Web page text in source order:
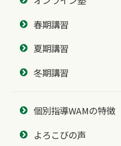
春期講習
夏期講習
冬期講習
個別指導WAMの特徴
よろこびの声